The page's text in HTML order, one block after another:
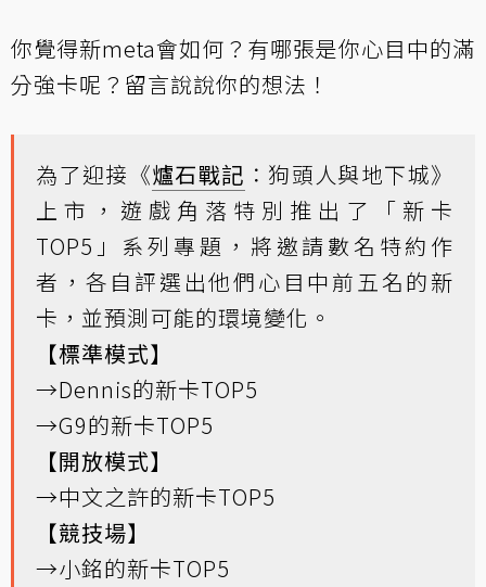
你覺得新meta會如何？有哪張是你心目中的滿
分強卡呢？留言說說你的想法！
為了迎接《爐石戰記 ：狗頭人與地下城》
上市，遊戲角落特別推出了
「新卡
TOP5」系列專題 ，將邀請數名特約作
者，各自評選出他們心目中前五名的新
卡，並預測可能的環境變化。
【標準模式】
→Dennis的新卡TOP5
→G9的新卡TOP5
【開放模式】
→中文之許的新卡TOP5
【競技場】
→小銘的新卡TOP5